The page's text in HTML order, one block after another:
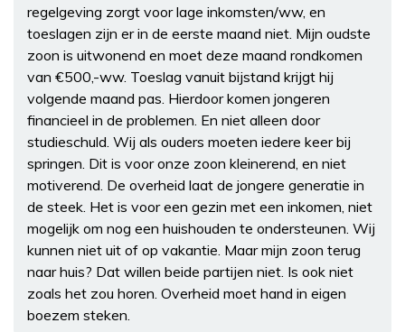
regelgeving zorgt voor lage inkomsten/ww, en
toeslagen zijn er in de eerste maand niet. Mijn oudste
zoon is uitwonend en moet deze maand rondkomen
van €500,-ww. Toeslag vanuit bijstand krijgt hij
volgende maand pas. Hierdoor komen jongeren
financieel in de problemen. En niet alleen door
studieschuld. Wij als ouders moeten iedere keer bij
springen. Dit is voor onze zoon kleinerend, en niet
motiverend. De overheid laat de jongere generatie in
de steek. Het is voor een gezin met een inkomen, niet
mogelijk om nog een huishouden te ondersteunen. Wij
kunnen niet uit of op vakantie. Maar mijn zoon terug
naar huis? Dat willen beide partijen niet. Is ook niet
zoals het zou horen. Overheid moet hand in eigen
boezem steken.